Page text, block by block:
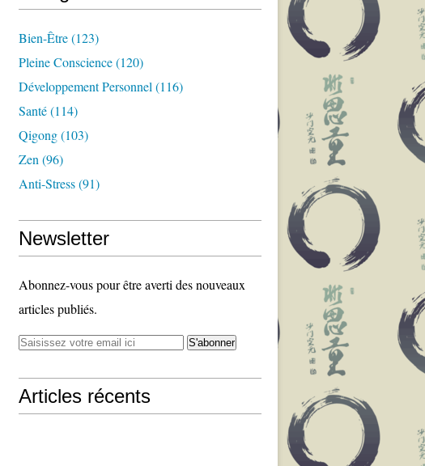
Bien-Être(123)
Pleine Conscience(120)
Développement Personnel (116)
Santé(114)
Qigong(103)
Zen (96)
Anti-Stress(91)
Newsletter
Abonnez-vous pour être averti des nouveaux
articles publiés.
Articles récents